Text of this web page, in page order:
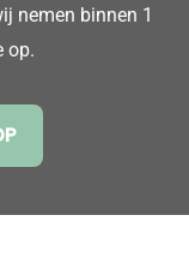
nemen binnen 1
op.